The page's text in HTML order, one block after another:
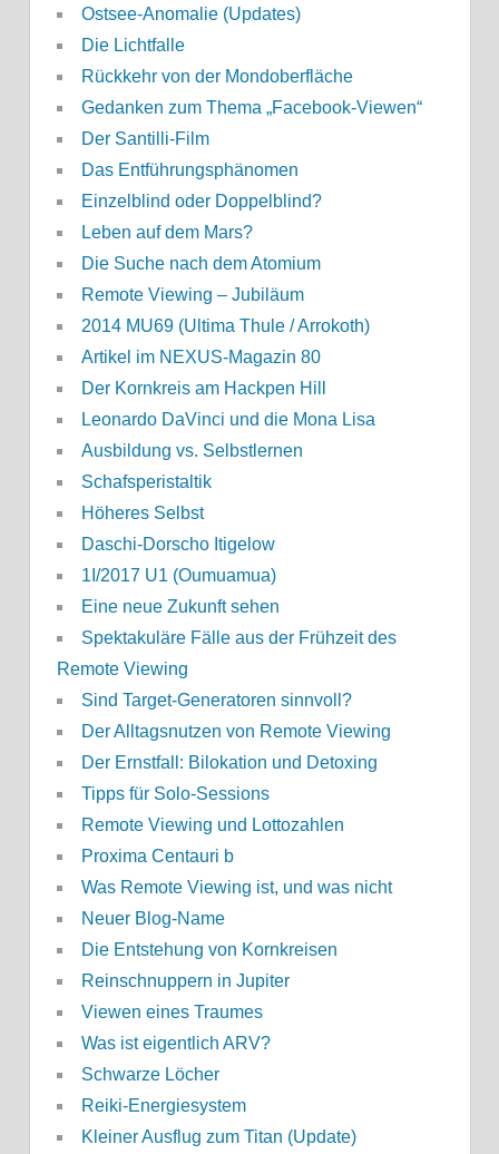
Ostsee-Anomalie (Updates)
Die Lichtfalle
Rückkehr von der Mondoberfläche
Gedanken zum Thema „Facebook-Viewen“
Der Santilli-Film
Das Entführungsphänomen
Einzelblind oder Doppelblind?
Leben auf dem Mars?
Die Suche nach dem Atomium
Remote Viewing – Jubiläum
2014 MU69 (Ultima Thule / Arrokoth)
Artikel im NEXUS-Magazin 80
Der Kornkreis am Hackpen Hill
Leonardo DaVinci und die Mona Lisa
Ausbildung vs. Selbstlernen
Schafsperistaltik
Höheres Selbst
Daschi-Dorscho Itigelow
1I/2017 U1 (Oumuamua)
Eine neue Zukunft sehen
Spektakuläre Fälle aus der Frühzeit des
Remote Viewing
Sind Target-Generatoren sinnvoll?
Der Alltagsnutzen von Remote Viewing
Der Ernstfall: Bilokation und Detoxing
Tipps für Solo-Sessions
Remote Viewing und Lottozahlen
Proxima Centauri b
Was Remote Viewing ist, und was nicht
Neuer Blog-Name
Die Entstehung von Kornkreisen
Reinschnuppern in Jupiter
Viewen eines Traumes
Was ist eigentlich ARV?
Schwarze Löcher
Reiki-Energiesystem
Kleiner Ausflug zum Titan (Update)